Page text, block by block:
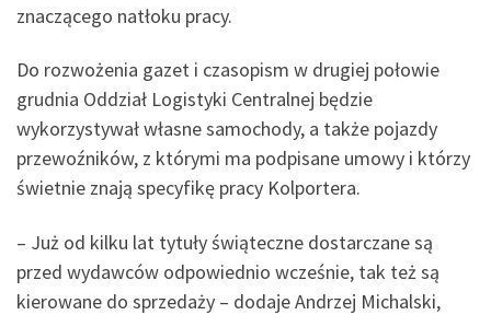
znaczącego natłoku pracy.
Do rozwożenia gazet i czasopism w drugiej połowie
grudnia Oddział Logistyki Centralnej będzie
wykorzystywał własne samochody, a także pojazdy
przewoźników, z którymi ma podpisane umowy i którzy
świetnie znają specyfikę pracy Kolportera.
– Już od kilku lat tytuły świąteczne dostarczane są
przed wydawców odpowiednio wcześnie, tak też są
kierowane do sprzedaży – dodaje Andrzej Michalski,